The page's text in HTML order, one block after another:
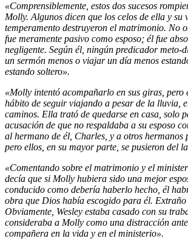
«Comprensiblemente, estos dos sucesos
Molly. Algunos dicen que los celos de ella y su
temperamento destruyeron el matrimonio. No
fue meramente pasivo como esposo; él fue
negligente. Según él, ningún predicador meto-
un sermón menos o viajar un día menos
estando soltero».
«Molly intentó acompañarlo en sus giras, pero
hábito de seguir viajando a pesar de la lluvia,
caminos. Ella trató de quedarse en casa, solo
acusación de que no respaldaba a su esposo
al hermano de él, Charles, y a otros hermanos
pero ellos, en su mayor parte, se pusieron del
«Comentando sobre el matrimonio y el
decía que si Molly hubiera sido una mejor
conducido como debería haberlo hecho, él
obra que Dios había escogido para él. Extraño
Obviamente, Wesley estaba casado con su
consideraba a Molly como una distracción
compañera en la vida y en el ministerio».